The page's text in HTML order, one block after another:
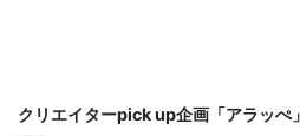
クリエイターpick up企画「アラッぺ